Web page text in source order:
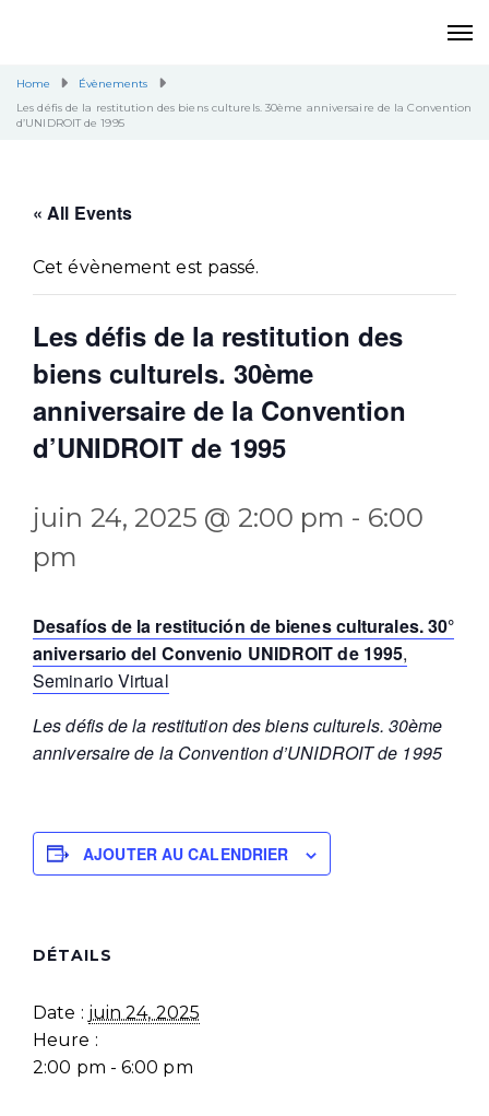
Home
Évènements
Les défis de la restitution des biens culturels. 30ème anniversaire de la Convention
d’UNIDROIT de 1995
« All Events
Cet évènement est passé.
Les défis de la restitution des
biens culturels. 30ème
anniversaire de la Convention
d’UNIDROIT de 1995
juin 24, 2025 @ 2:00 pm - 6:00
pm
Desafíos de la restitución de bienes culturales. 30°
aniversario del Convenio UNIDROIT de 1995,
Seminario Virtual
Les défis de la restitution des biens culturels. 30ème
anniversaire de la Convention d’UNIDROIT de 1995
AJOUTER AU CALENDRIER
DÉTAILS
Date : juin 24, 2025
Heure :
2:00 pm - 6:00 pm